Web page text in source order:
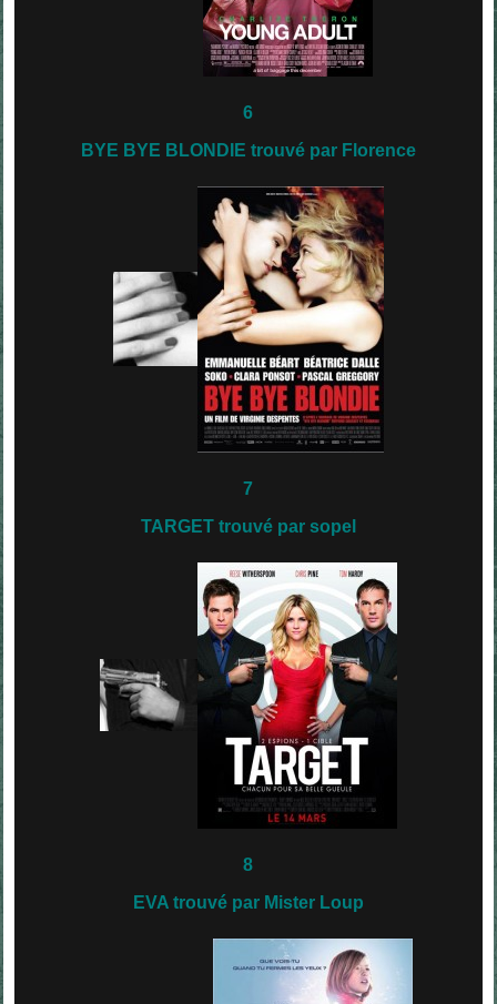
6
BYE BYE BLONDIE trouvé par Florence
7
TARGET trouvé par sopel
8
EVA trouvé par Mister Loup